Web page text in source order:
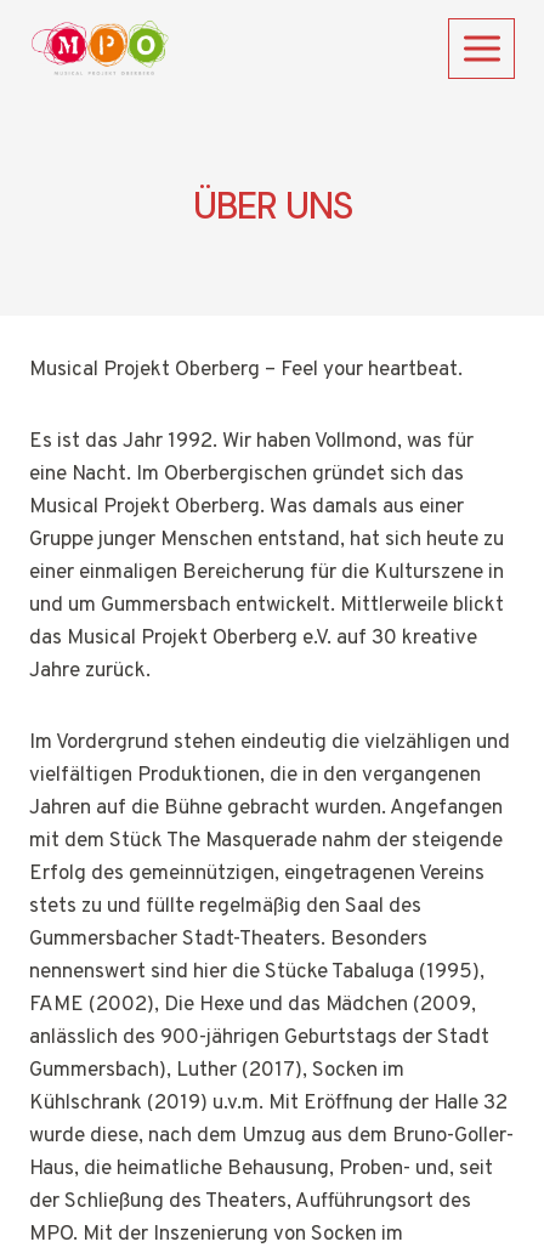
Inhalt
springen
ÜBER UNS
Musical Projekt Oberberg – Feel your heartbeat.
Es ist das Jahr 1992. Wir haben Vollmond, was für
eine Nacht. Im Oberbergischen gründet sich das
Musical Projekt Oberberg. Was damals aus einer
Gruppe junger Menschen entstand, hat sich heute zu
einer einmaligen Bereicherung für die Kulturszene in
und um Gummersbach entwickelt. Mittlerweile blickt
das Musical Projekt Oberberg e.V. auf 30 kreative
Jahre zurück.
Im Vordergrund stehen eindeutig die vielzähligen und
vielfältigen Produktionen, die in den vergangenen
Jahren auf die Bühne gebracht wurden. Angefangen
mit dem Stück The Masquerade nahm der steigende
Erfolg des gemeinnützigen, eingetragenen Vereins
stets zu und füllte regelmäßig den Saal des
Gummersbacher Stadt-Theaters. Besonders
nennenswert sind hier die Stücke Tabaluga (1995),
FAME (2002), Die Hexe und das Mädchen (2009,
anlässlich des 900-jährigen Geburtstags der Stadt
Gummersbach), Luther (2017), Socken im
Kühlschrank (2019) u.v.m. Mit Eröffnung der Halle 32
wurde diese, nach dem Umzug aus dem Bruno-Goller-
Haus, die heimatliche Behausung, Proben- und, seit
der Schließung des Theaters, Aufführungsort des
MPO. Mit der Inszenierung von Socken im